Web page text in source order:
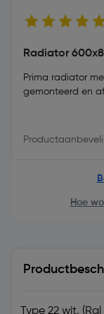
Radiator
Prima radiator
gemonteerd en
Hoe
Type 22 wit,